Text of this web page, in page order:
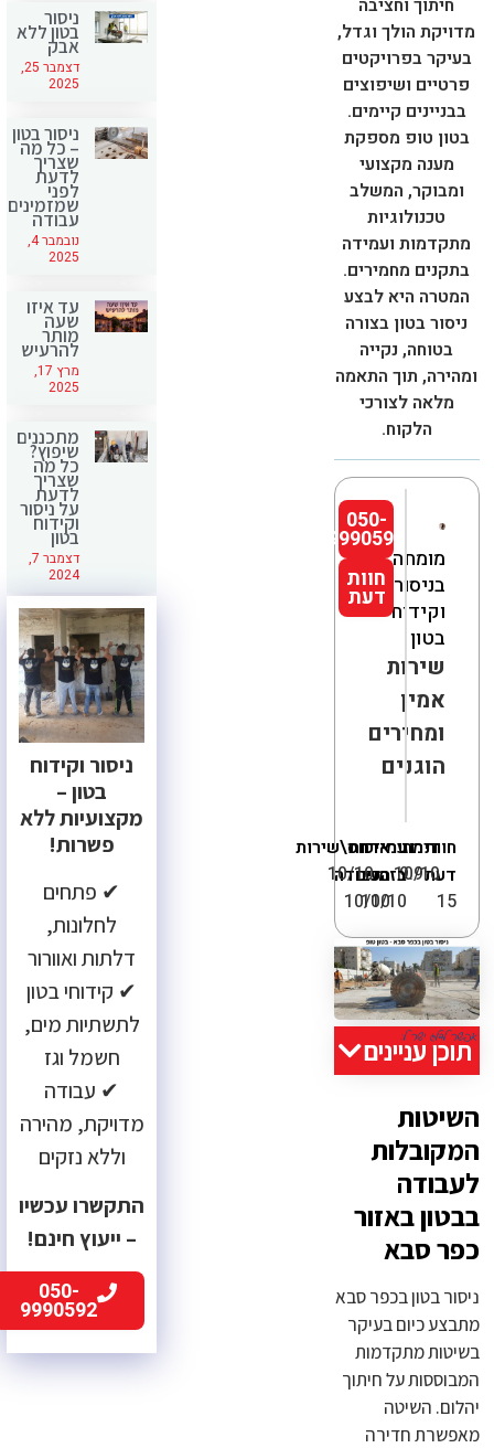
חיתוך וחציבה
מדויקת הולך וגדל,
בעיקר בפרויקטים
פרטיים ושיפוצים
בבניינים קיימים.
בטון טופ מספקת
מענה מקצועי
ומבוקר, המשלב
טכנולוגיות
מתקדמות ועמידה
בתקנים מחמירים.
המטרה היא לבצע
ניסור בטון בצורה
בטוחה, נקייה
ומהירה, תוך התאמה
מלאה לצורכי
הלקוח.
מומחה
בניסור
וקידוח
בטון
שירות
אמין
ומחירים
הוגנים
050-
9990592
חוות
דעת
חוות
דעת
15
דירוג
10/10
מחיר
9.9
עמידה
בזמנים
10/10
איכות
העבודה
10/10
יחס\שירות
10/10
תוכן עניינים
השיטות
המקובלות
לעבודה
בבטון באזור
כפר סבא
ניסור בטון בכפר סבא
מתבצע כיום בעיקר
בשיטות מתקדמות
המבוססות על חיתוך
יהלום. השיטה
מאפשרת חדירה
ניסור
בטון ללא
אבק
דצמבר 25,
2025
ניסור בטון
– כל מה
שצריך
לדעת
לפני
שמזמינים
עבודה
נובמבר 4,
2025
עד איזו
שעה
מותר
להרעיש
מרץ 17,
2025
מתכננים
שיפוץ?
כל מה
שצריך
לדעת
על ניסור
וקידוח
בטון
דצמבר 7,
2024
ניסור וקידוח
בטון –
מקצועיות ללא
פשרות!
✔ פתחים
לחלונות,
דלתות ואוורור
✔ קידוחי בטון
לתשתיות מים,
חשמל וגז
✔ עבודה
מדויקת, מהירה
וללא נזקים
התקשרו עכשיו
– ייעוץ חינם!
050-
9990592